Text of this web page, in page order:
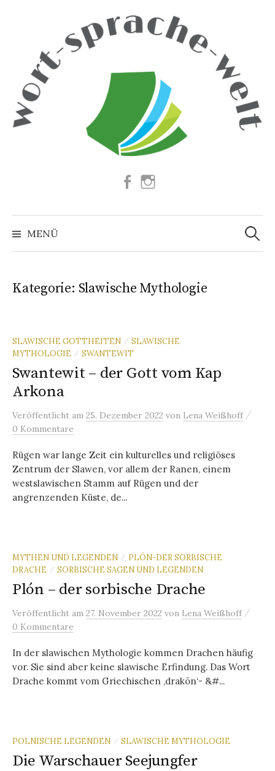
Facebook
MENÜ
Suchen
nach:
Kategorie: Slawische Mythologie
SLAWISCHE GOTTHEITEN / SLAWISCHE
MYTHOLOGIE
/ SWANTEWIT
Swantewit – der Gott vom Kap
Arkona
Veröffentlicht am 25. Dezember 2022 von Lena Weißhoff /
0 Kommentare
Rügen war lange Zeit ein kulturelles und religiöses
Zentrum der Slawen, vor allem der Ranen, einem
westslawischen Stamm auf Rügen und der
angrenzenden Küste, de...
MYTHEN UND LEGENDEN / PLÓN-DER SORBISCHE
DRACHE
/ SORBISCHE SAGEN UND LEGENDEN
Plón – der sorbische Drache
Veröffentlicht am 27. November 2022 von Lena Weißhoff /
0 Kommentare
In der slawischen Mythologie kommen Drachen häufig
vor. Sie sind aber keine slawische Erfindung. Das Wort
Drache kommt vom Griechischen ‚drakōn‘- &#...
POLNISCHE LEGENDEN / SLAWISCHE MYTHOLOGIE
Die Warschauer Seejungfer